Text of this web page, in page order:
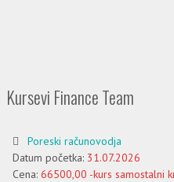
Kursevi Finance Team
Poreski računovodja
Datum početka: 31.07.2026
Cena: 66500,00 -kurs samostalni